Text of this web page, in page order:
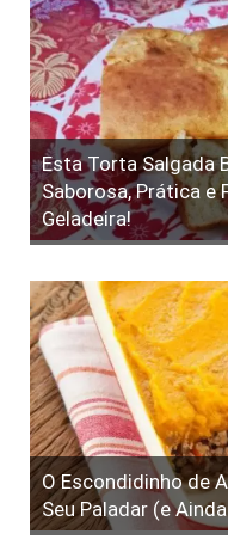
Esta Torta Salgada
Saborosa, Prática e
Geladeira!
O Escondidinho de
Seu Paladar (e